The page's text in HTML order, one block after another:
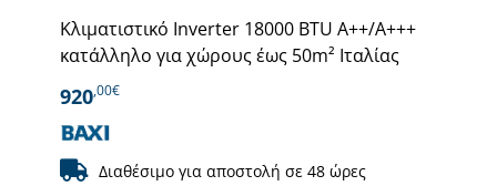
Κλιματιστικό Inverter 18000 BTU A++/Α+++
κατάλληλο για χώρους έως 50m² Ιταλίας
920,00€
Διαθέσιμο για αποστολή σε 48 ώρες